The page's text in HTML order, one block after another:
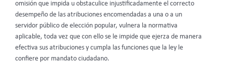
omisión que impida u obstaculice injustificadamente el correcto
desempeño de las atribuciones encomendadas a una o a un
servidor público de elección popular, vulnera la normativa
aplicable, toda vez que con ello se le impide que ejerza de manera
efectiva sus atribuciones y cumpla las funciones que la ley le
confiere por mandato ciudadano.